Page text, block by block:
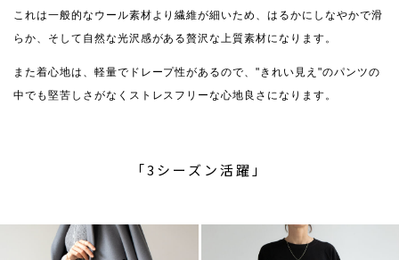
これは一般的なウール素材より繊維が細いため、はるかにしなやかで滑
らか、そして自然な光沢感がある贅沢な上質素材になります。
また着心地は、軽量でドレープ性があるので、"きれい見え"のパンツの
中でも堅苦しさがなくストレスフリーな心地良さになります。
「3シーズン活躍」